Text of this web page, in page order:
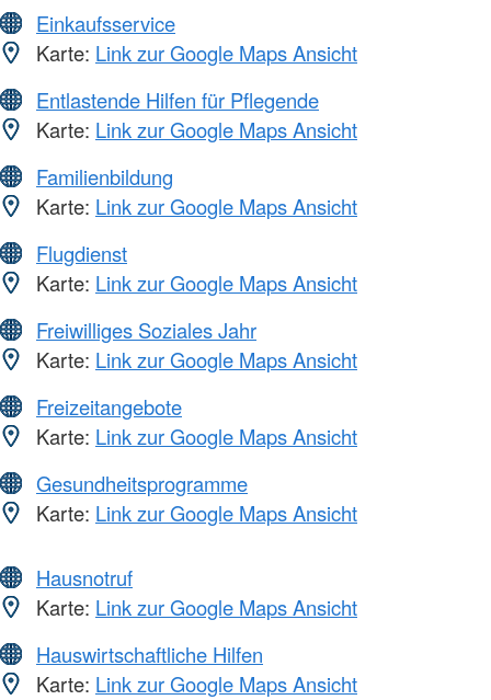
Einkaufsservice
Karte: Link zur Google Maps Ansicht
Entlastende Hilfen für Pflegende
Karte: Link zur Google Maps Ansicht
Familienbildung
Karte: Link zur Google Maps Ansicht
Flugdienst
Karte: Link zur Google Maps Ansicht
Freiwilliges Soziales Jahr
Karte: Link zur Google Maps Ansicht
Freizeitangebote
Karte: Link zur Google Maps Ansicht
Gesundheitsprogramme
Karte: Link zur Google Maps Ansicht
Hausnotruf
Karte: Link zur Google Maps Ansicht
Hauswirtschaftliche Hilfen
Karte: Link zur Google Maps Ansicht